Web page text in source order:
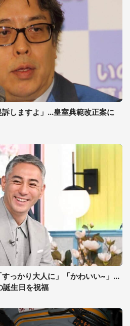
しますよ」...皇室典範改正案に
すっかり大人に」「かわいい~」...
誕生日を祝福